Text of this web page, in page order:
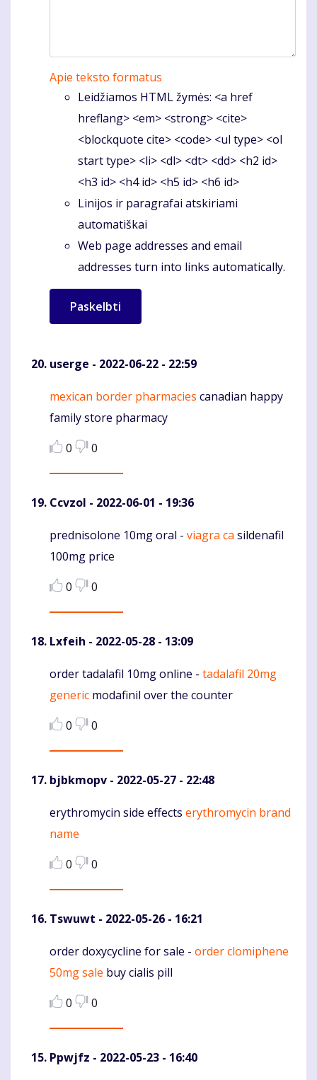
Apie teksto formatus
Leidžiamos HTML žymės: <a href
hreflang> <em> <strong> <cite>
<blockquote cite> <code> <ul type> <ol
start type> <li> <dl> <dt> <dd> <h2 id>
<h3 id> <h4 id> <h5 id> <h6 id>
Linijos ir paragrafai atskiriami
automatiškai
Web page addresses and email
addresses turn into links automatically.
userge - 2022-06-22 - 22:59
Komentaras
mexican border pharmacies canadian happy
family store pharmacy
0
0
Ccvzol - 2022-06-01 - 19:36
Komentaras
prednisolone 10mg oral - viagra ca sildenafil
100mg price
0
0
Lxfeih - 2022-05-28 - 13:09
Komentaras
order tadalafil 10mg online - tadalafil 20mg
generic modafinil over the counter
0
0
bjbkmopv - 2022-05-27 - 22:48
Komentaras
erythromycin side effects erythromycin brand
name
0
0
Tswuwt - 2022-05-26 - 16:21
Komentaras
order doxycycline for sale - order clomiphene
50mg sale buy cialis pill
0
0
Ppwjfz - 2022-05-23 - 16:40